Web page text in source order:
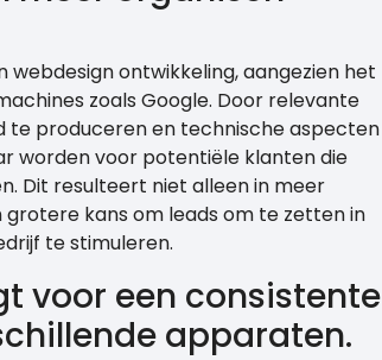
webdesign ontwikkeling, aangezien het
zoals Google. Door relevante
te produceren en technische aspecten
worden voor potentiële klanten die
Dit resulteert niet alleen in meer
kans om leads om te zetten in
te stimuleren.
voor een consistente
apparaten.